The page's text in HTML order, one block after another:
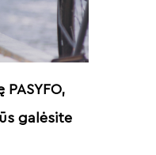
galėsite